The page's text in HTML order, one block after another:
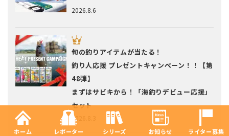
2026.8.6
2026.8.3
旬の釣りアイテムが当たる！
釣り人応援 プレゼントキャンペーン！！【第
48弾】
まずはサビキから！「海釣りデビュー応援」
セット
ホーム レポーター シリーズ お知らせ ライター募集